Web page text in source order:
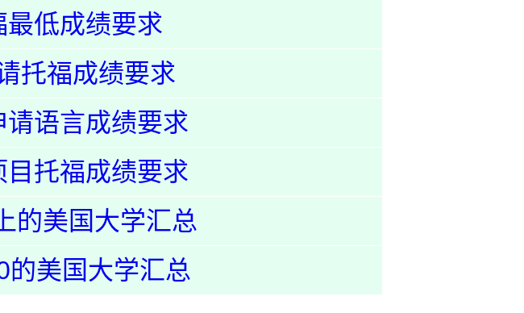
低成绩要求
托福成绩要求
语言成绩要求
托福成绩要求
的美国大学汇总
美国大学汇总